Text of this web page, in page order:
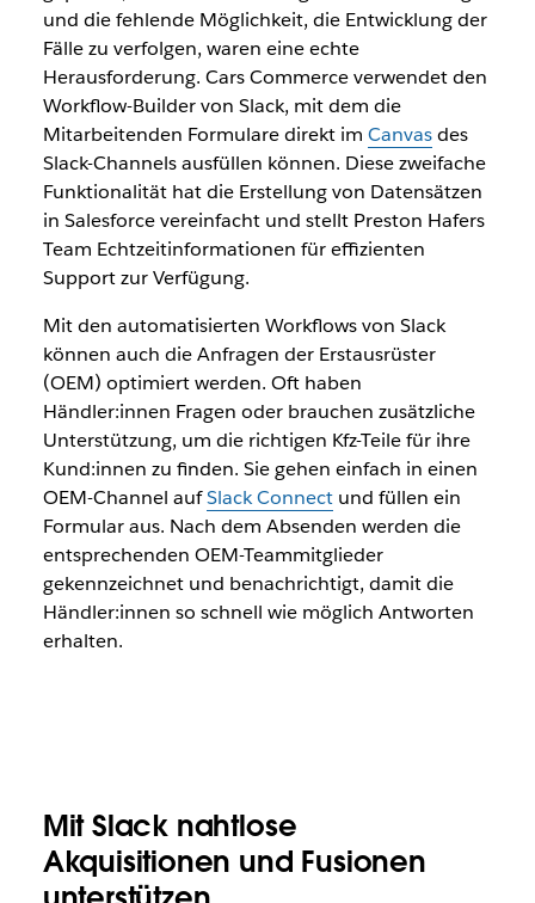
und die fehlende Möglichkeit, die Entwicklung der
Fälle zu verfolgen, waren eine echte
Herausforderung. Cars Commerce verwendet den
Workflow-Builder von Slack, mit dem die
Mitarbeitenden Formulare direkt im Canvasdes
Slack-Channels ausfüllen können. Diese zweifache
Funktionalität hat die Erstellung von Datensätzen
in Salesforce vereinfacht und stellt Preston Hafers
Team Echtzeitinformationen für effizienten
Support zur Verfügung.
Mit den automatisierten Workflows von Slack
können auch die Anfragen der Erstausrüster
(OEM) optimiert werden. Oft haben
Händler:innen Fragen oder brauchen zusätzliche
Unterstützung, um die richtigen Kfz-Teile für ihre
Kund:innen zu finden. Sie gehen einfach in einen
OEM-Channel aufSlack Connectund füllen ein
Formular aus. Nach dem Absenden werden die
entsprechenden OEM-Teammitglieder
gekennzeichnet und benachrichtigt, damit die
Händler:innen so schnell wie möglich Antworten
erhalten.
Mit Slack nahtlose
Akquisitionen und Fusionen